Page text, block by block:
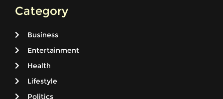
Category
Business
Entertainment
Health
Lifestyle
Politics